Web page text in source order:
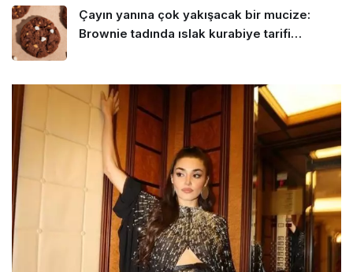
Çayın yanına çok yakışacak bir mucize:
Brownie tadında ıslak kurabiye tarifi…